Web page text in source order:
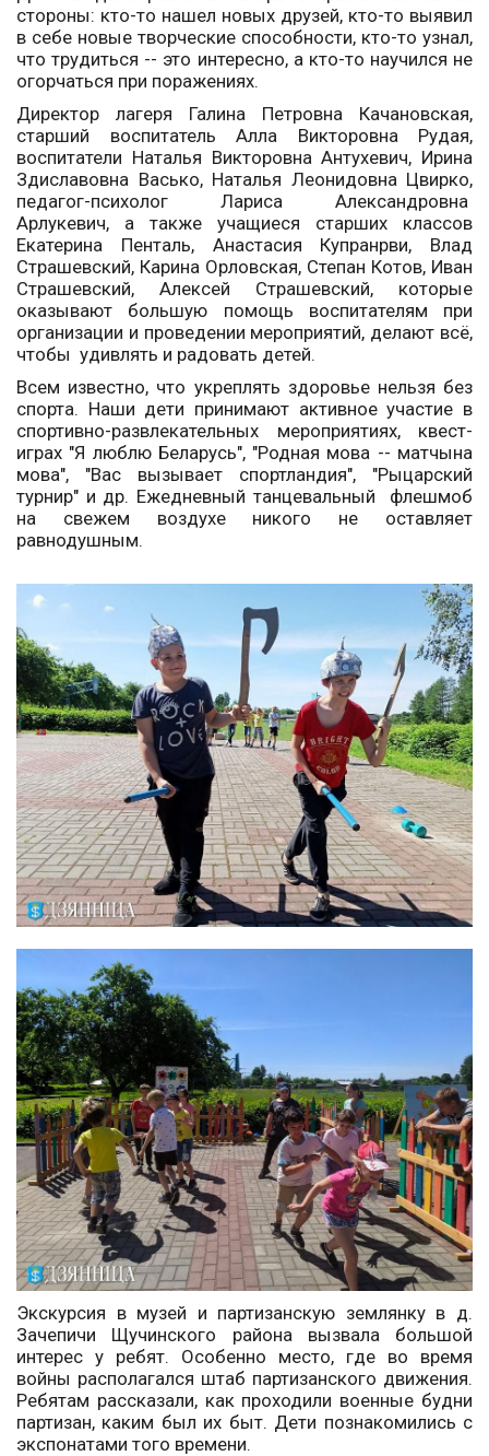
стороны: кто-то нашел новых друзей, кто-то выявил
в себе новые творческие способности, кто-то узнал,
что трудиться -- это интересно, а кто-то научился не
огорчаться при поражениях.
Директор лагеря Галина Петровна Качановская,
старший воспитатель Алла Викторовна Рудая,
воспитатели Наталья Викторовна Антухевич, Ирина
Здиславовна Васько, Наталья Леонидовна Цвирко,
педагог-психолог Лариса Александровна
Арлукевич, а также учащиеся старших классов
Екатерина Пенталь, Анастасия Купранрви, Влад
Страшевский, Карина Орловская, Степан Котов, Иван
Страшевский, Алексей Страшевский, которые
оказывают большую помощь воспитателям при
организации и проведении мероприятий, делают всё,
чтобы удивлять и радовать детей.
Всем известно, что укреплять здоровье нельзя без
спорта. Наши дети принимают активное участие в
спортивно-развлекательных мероприятиях, квест-
играх "Я люблю Беларусь", "Родная мова -- матчына
мова", "Вас вызывает спортландия", "Рыцарский
турнир" и др. Ежедневный танцевальный флешмоб
на свежем воздухе никого не оставляет
равнодушным.
Экскурсия в музей и партизанскую землянку в д.
Зачепичи Щучинского района вызвала большой
интерес у ребят. Особенно место, где во время
войны располагался штаб партизанского движения.
Ребятам рассказали, как проходили военные будни
партизан, каким был их быт. Дети познакомились с
экспонатами того времени.